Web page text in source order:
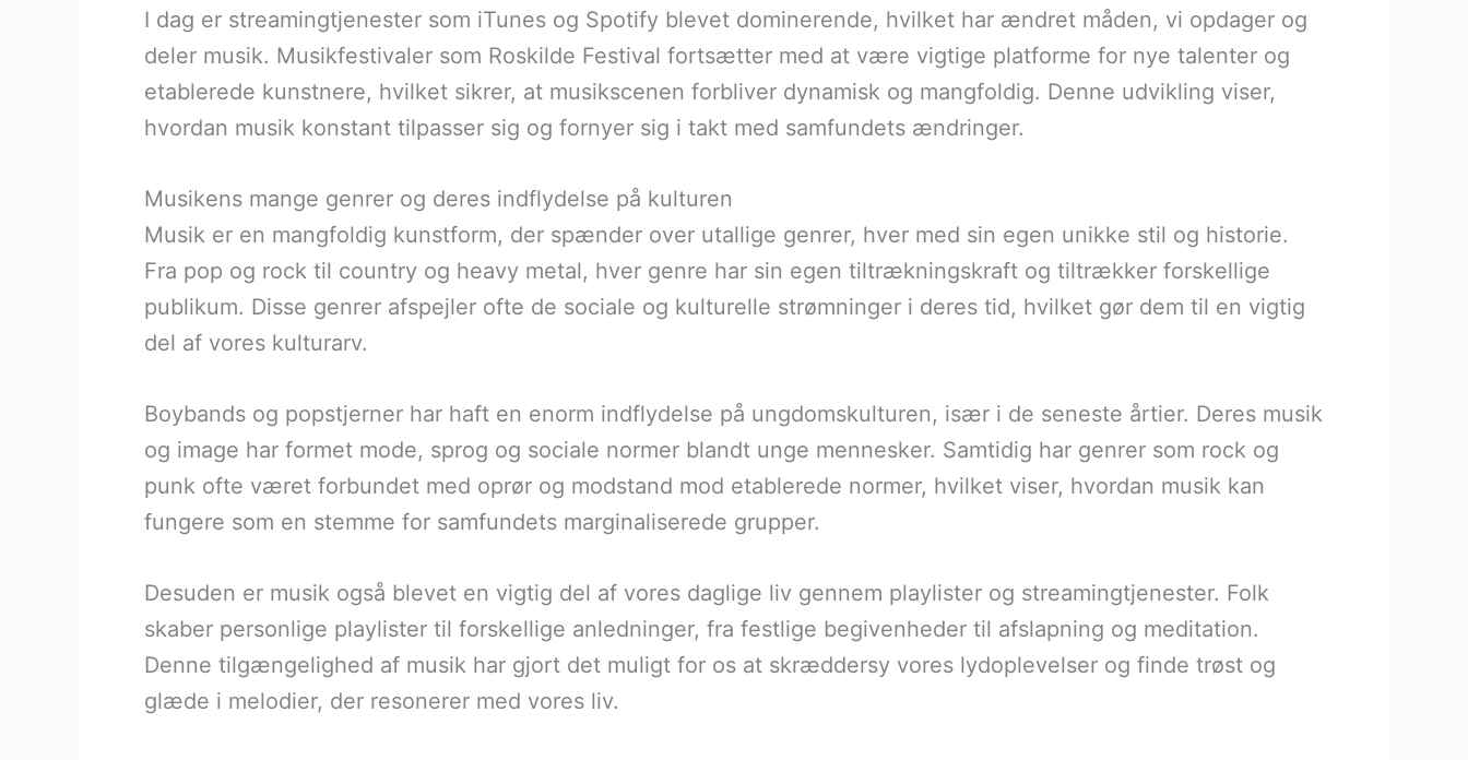
I dag er streamingtjenester som iTunes og Spotify blevet dominerende, hvilket har ændret måden, vi opdager og
deler musik. Musikfestivaler som Roskilde Festival fortsætter med at være vigtige platforme for nye talenter og
etablerede kunstnere, hvilket sikrer, at musikscenen forbliver dynamisk og mangfoldig. Denne udvikling viser,
hvordan musik konstant tilpasser sig og fornyer sig i takt med samfundets ændringer.
Musikens mange genrer og deres indflydelse på kulturen
Musik er en mangfoldig kunstform, der spænder over utallige genrer, hver med sin egen unikke stil og historie.
Fra pop og rock til country og heavy metal, hver genre har sin egen tiltrækningskraft og tiltrækker forskellige
publikum. Disse genrer afspejler ofte de sociale og kulturelle strømninger i deres tid, hvilket gør dem til en vigtig
del af vores kulturarv.
Boybands og popstjerner har haft en enorm indflydelse på ungdomskulturen, især i de seneste årtier. Deres musik
og image har formet mode, sprog og sociale normer blandt unge mennesker. Samtidig har genrer som rock og
punk ofte været forbundet med oprør og modstand mod etablerede normer, hvilket viser, hvordan musik kan
fungere som en stemme for samfundets marginaliserede grupper.
Desuden er musik også blevet en vigtig del af vores daglige liv gennem playlister og streamingtjenester. Folk
skaber personlige playlister til forskellige anledninger, fra festlige begivenheder til afslapning og meditation.
Denne tilgængelighed af musik har gjort det muligt for os at skræddersy vores lydoplevelser og finde trøst og
glæde i melodier, der resonerer med vores liv.